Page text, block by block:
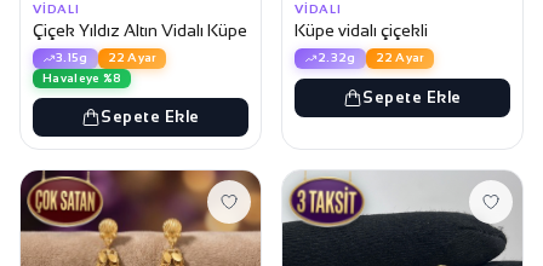
VIDALI
Çiçek Yıldız Altın Vidalı Küpe
3.15g
22 Ayar
Havaleye %8
Sepete Ekle
VIDALI
Küpe vidalı çiçekli
2.32g 22 Ayar
Sepete Ekle